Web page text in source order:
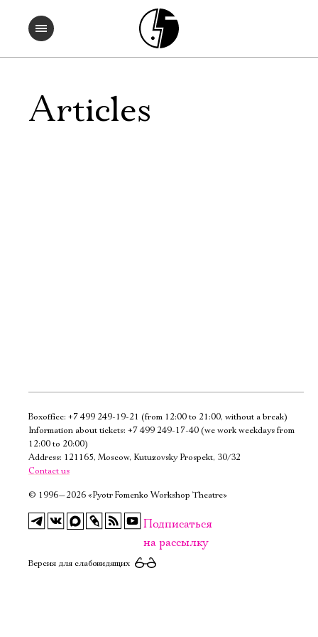
Articles
Boxoffice: +7 499 249-19-21 (from 12:00 to 21:00, without a break)
Information about tickets: +7 499 249-17-40 (we work weekdays from
12:00 to 20:00)
Address: 121165, Moscow, Kutuzovsky Prospekt, 30/32
Contact us
© 1996—2026 «Pyotr Fomenko Workshop Theatre»
Подписаться
на рассылку
Версия для слабовидящих
Электропочта
Ознакомиться